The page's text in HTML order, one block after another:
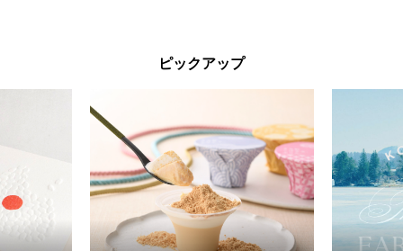
ピックアップ